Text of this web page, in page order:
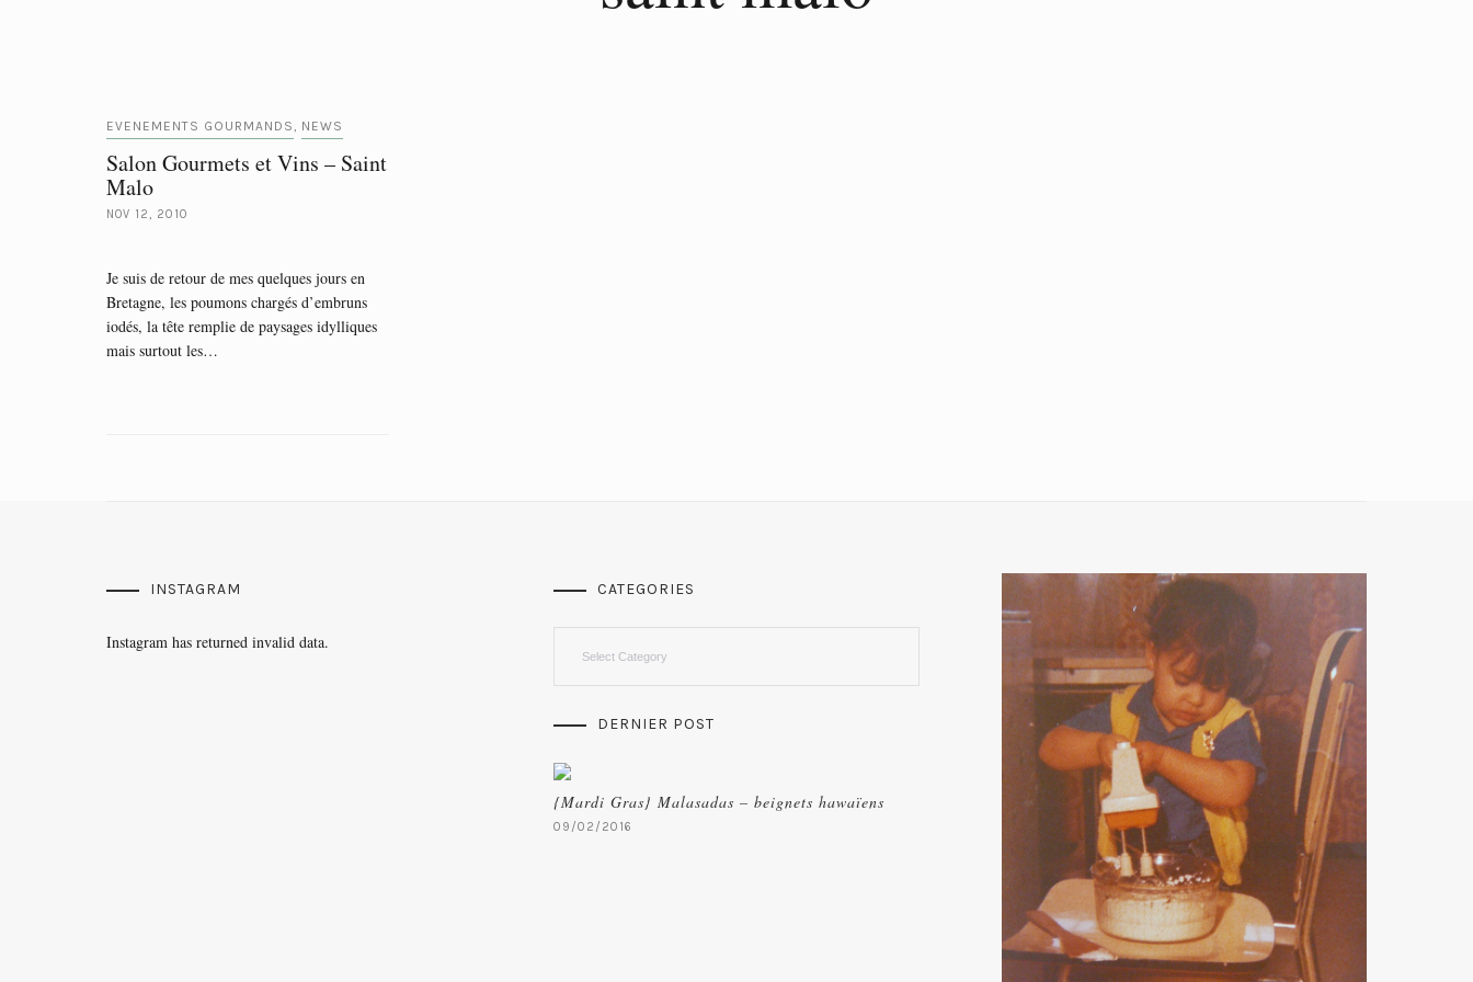
EVENEMENTS GOURMANDS, NEWS
Salon Gourmets et Vins – Saint
Malo
NOV 12, 2010
Je suis de retour de mes quelques jours en
Bretagne, les poumons chargés d’embruns
iodés, la tête remplie de paysages idylliques
mais surtout les…
INSTAGRAM
Instagram has returned invalid data.
CATEGORIES
DERNIER POST
{Mardi Gras} Malasadas – beignets hawaïens
09/02/2016